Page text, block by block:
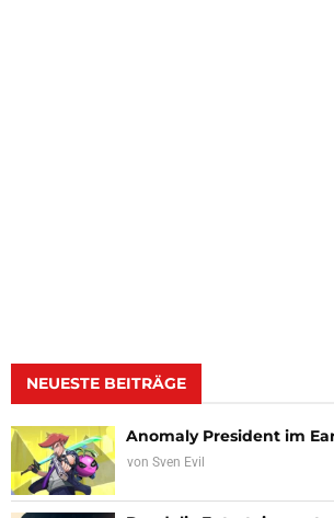
NEUESTE BEITRÄGE
Anomaly President im
von Sven Evil